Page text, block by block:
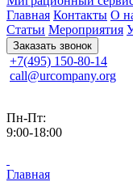
Главная Контакты О
Статьи Мероприятия
Заказать звонок
+7(495) 150-80-14
call@urcompany.org
Пн-Пт:
9:00-18:00
Главная